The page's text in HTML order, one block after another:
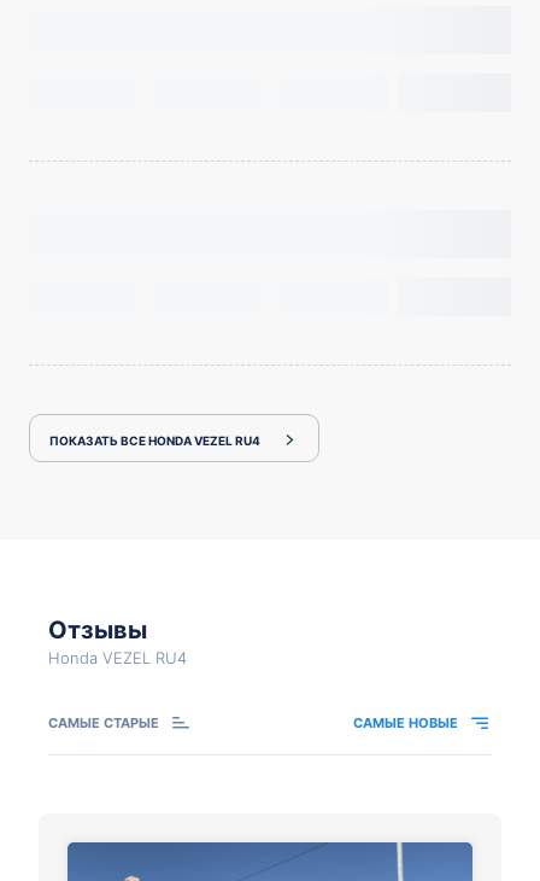
ПОКАЗАТЬ ВСЕ HONDA VEZEL RU4
Отзывы
Honda VEZEL RU4
САМЫЕ СТАРЫЕ САМЫЕ НОВЫЕ